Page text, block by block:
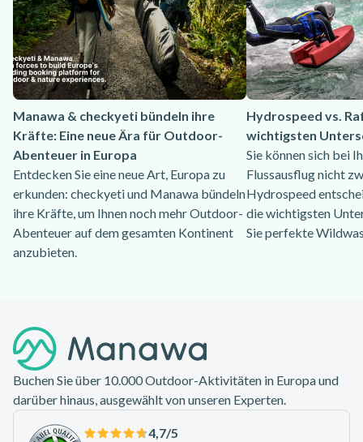
Manawa & checkyeti bündeln ihre
Kräfte: Eine neue Ära für Outdoor-
Abenteuer in Europa
Entdecken Sie eine neue Art, Europa zu
erkunden: checkyeti und Manawa bündeln
ihre Kräfte, um Ihnen noch mehr Outdoor-
Abenteuer auf dem gesamten Kontinent
anzubieten.
Hydrospeed vs.
wichtigsten
Sie können sich bei
Flussausflug nicht
Hydrospeed
die wichtigsten
Sie perfekte
Buchen Sie über 10.000 Outdoor-Aktivitäten in Europa und
darüber hinaus, ausgewählt von unseren Experten.
4,7/5